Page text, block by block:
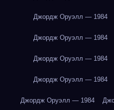
Джордж Оруэлл — 1984
Джордж Оруэлл — 1984
Джордж Оруэлл — 1984
Джордж Оруэлл — 1984
Джордж Оруэлл — 1984